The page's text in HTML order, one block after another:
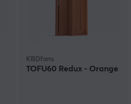
KBDfans
TOFU60 Redux - Orange